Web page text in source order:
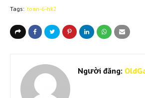
Tags: toan-6-hk2
Người đăng: